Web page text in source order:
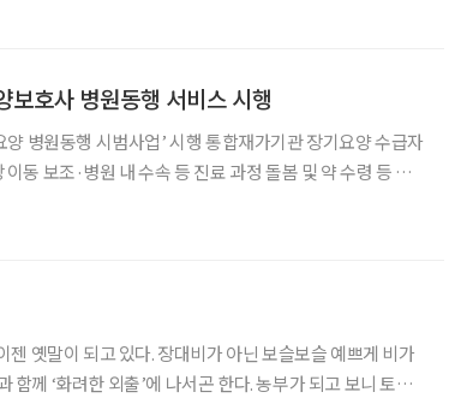
보호사 병원동행 서비스 시행
병원동행 시범사업’ 시행 통합재가기관 장기요양 수급자
동 보조·병원 내 수속 등 진료 과정 돌봄 및 약 수령 등 지
젠 옛말이 되고 있다. 장대비가 아닌 보슬보슬 예쁘게 비가
한 외출’에 나서곤 한다. 농부가 되고 보니 토요